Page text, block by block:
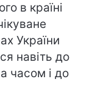
в країні
України
навіть до
часом і до